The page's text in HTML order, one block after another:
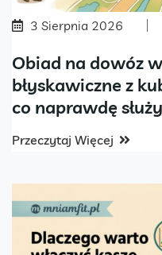
3 Sierpnia 2026
Obiad na dowóz
błyskawiczne z
co naprawdę
Przeczytaj Więcej